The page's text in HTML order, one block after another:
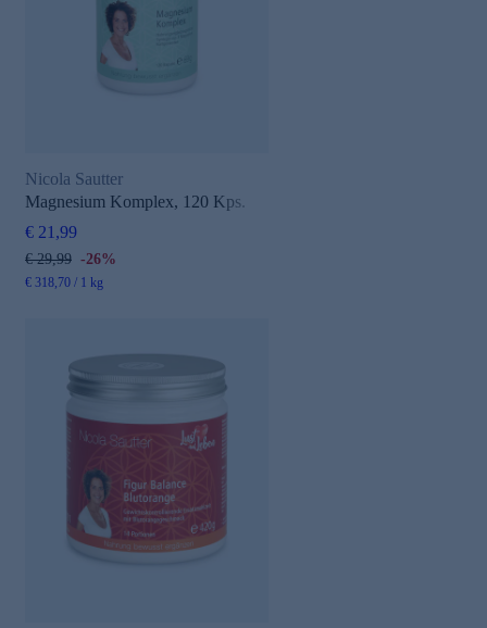
Nicola Sautter
Magnesium Komplex, 120 Kps.
€ 21,99
€ 29,99 -26%
€ 318,70 / 1 kg